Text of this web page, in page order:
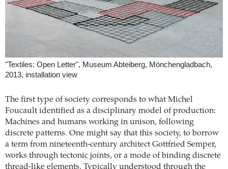
"Textiles: Open Letter", Museum Abteiberg, Mönchengladbach,
2013, installation view
The first type of society corresponds to what Michel
Foucault identified as a disciplinary model of production:
Machines and humans working in unison, following
discrete patterns. One might say that this society, to borrow
a term from nineteenth-century architect Gottfried Semper,
works through tectonic joints, or a mode of binding discrete
thread-like elements. Typically understood through the